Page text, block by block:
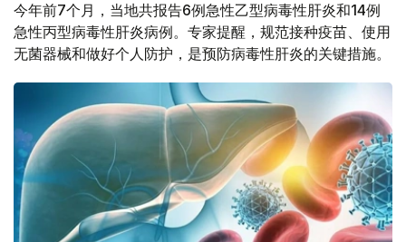
今年前7个月，当地共报告6例急性乙型病毒性肝炎和14例
急性丙型病毒性肝炎病例。专家提醒，规范接种疫苗、使用
无菌器械和做好个人防护，是预防病毒性肝炎的关键措施。